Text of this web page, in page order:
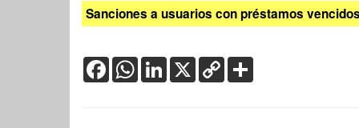
Sanciones a usuarios con préstamos
FacebookWhatsApp
LinkedIn
X Copy
Link